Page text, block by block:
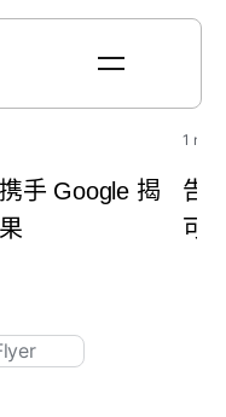
手 Google 揭
1 min
告
可